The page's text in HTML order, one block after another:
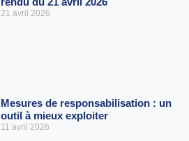
21 avril 2026
Mesures de responsabilisation : un
outil à mieux exploiter
11 avril 2026